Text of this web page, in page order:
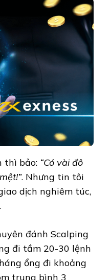
thì bảo: “Có vài đô
. Nhưng tin tôi
dịch nghiêm túc,
đánh Scalping
đi tầm 20-30 lệnh
ổng đi khoảng
trung bình 3